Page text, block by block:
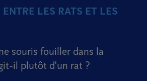
LES RATS ET LES
souris fouiller dans la
il plutôt d'un rat ?